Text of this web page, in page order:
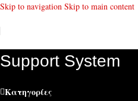
Skip to navigation Skip to main content
Support System
Κατηγορίες